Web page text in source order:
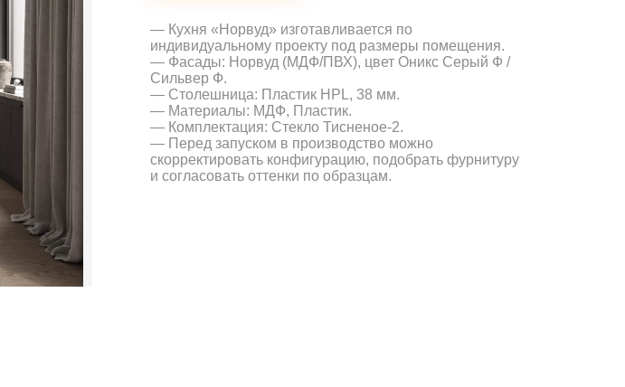
— Кухня «Норвуд» изготавливается по
индивидуальному проекту под размеры помещения.
— Фасады: Норвуд (МДФ/ПВХ), цвет Оникс Серый Ф /
Сильвер Ф.
— Столешница: Пластик HPL, 38 мм.
— Материалы: МДФ, Пластик.
— Комплектация: Стекло Тисненое-2.
— Перед запуском в производство можно
скорректировать конфигурацию, подобрать фурнитуру
и согласовать оттенки по образцам.